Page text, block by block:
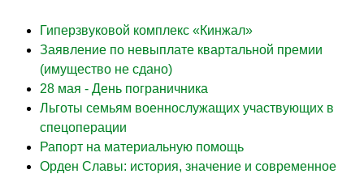
Гиперзвуковой комплекс «Кинжал»
Заявление по невыплате квартальной премии
(имущество не сдано)
28 мая - День пограничника
Льготы семьям военнослужащих участвующих в
спецоперации
Рапорт на материальную помощь
Орден Славы: история, значение и современное